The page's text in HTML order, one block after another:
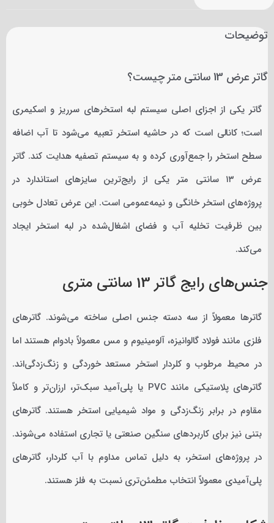
توضیحات
گاتر عرض 13 سانتی متر چیست؟
گاتر یکی از اجزای اصلی سیستم لبه استخرهای سرریز و اسکیمری
است؛ کانالی است که در حاشیه استخر تعبیه می‌شود تا آب اضافه
سطح استخر را جمع‌آوری کرده و به سیستم تصفیه هدایت کند. گاتر
عرض ۱۳ سانتی متر یکی از رایج‌ترین سایزهای استاندارد در
پروژه‌های استخر خانگی و نیمه‌عمومی است. این عرض تعادل خوبی
بین ظرفیت تخلیه آب و فضای اشغال‌شده در لبه استخر ایجاد
می‌کند.
جنس‌های رایج گاتر 13 سانتی متری
گاترها معمولاً از سه دسته جنس اصلی ساخته می‌شوند. گاترهای
فلزی مانند فولاد گالوانیزه، آلومینیوم و مس معمولاً بادوام هستند اما
در محیط مرطوب و کلردار استخر مستعد خوردگی و زنگ‌زدگی‌اند.
گاترهای پلاستیکی مانند PVC یا پلی‌آمید سبک‌تر، ارزان‌تر و کاملاً
مقاوم در برابر زنگ‌زدگی و مواد شیمیایی استخر هستند. گاترهای
بتنی نیز برای کاربردهای سنگین صنعتی یا تجاری استفاده می‌شوند.
در پروژه‌های استخر، به دلیل تماس مداوم با آب کلردار، گاترهای
پلی‌آمیدی معمولاً انتخاب مطمئن‌تری نسبت به فلز هستند.